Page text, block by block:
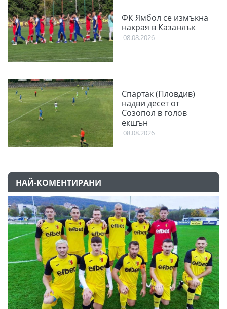
ФК Ямбол се измъкна
накрая в Казанлък
08.08.2026
Спартак (Пловдив)
надви десет от
Созопол в голов
екшън
08.08.2026
НАЙ-КОМЕНТИРАНИ